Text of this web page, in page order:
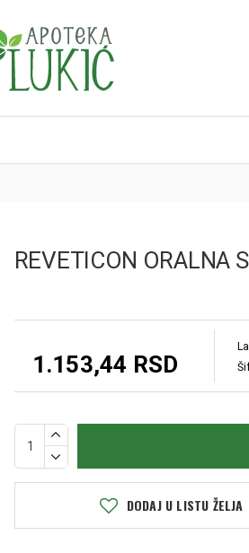
REVETICON ORALNA
1.153,44 RSD
DODAJ U LISTU ŽELJA